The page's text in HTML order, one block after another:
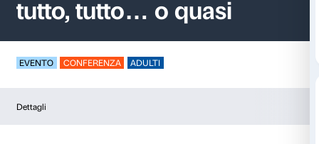
Gianni Pettena:
tutto, tutto… o quasi